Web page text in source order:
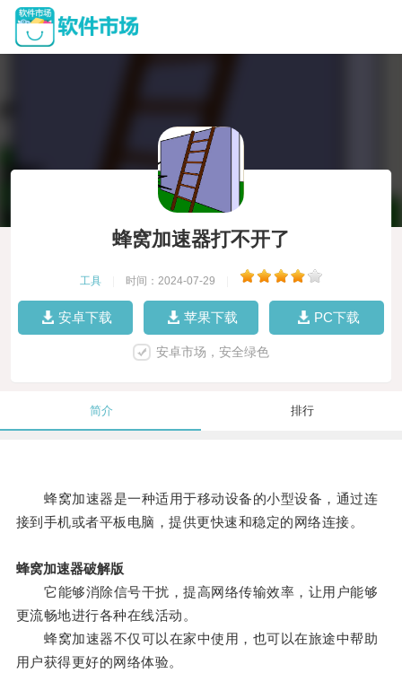
蜂窝加速器打不开了
工具 时间：2024-07-29
安卓下载 苹果下载 PC下载
安卓市场，安全绿色
简介 排行
蜂窝加速器是一种适用于移动设备的小型设备，通过连
接到手机或者平板电脑，提供更快速和稳定的网络连接。
蜂窝加速器破解版
它能够消除信号干扰，提高网络传输效率，让用户能够
更流畅地进行各种在线活动。
蜂窝加速器不仅可以在家中使用，也可以在旅途中帮助
用户获得更好的网络体验。